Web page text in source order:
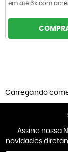
em até 6x com
Carregando
Assine nossa
novidades